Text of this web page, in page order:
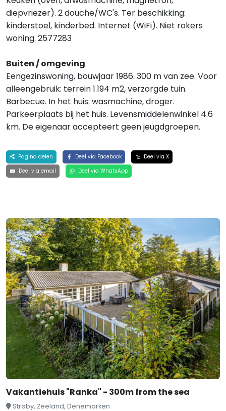
diepvriezer). 2 douche/WC's. Ter beschikking:
kinderstoel, kinderbed. Internet (WiFi). Niet rokers
woning. 2577283
Buiten / omgeving
Eengezinswoning, bouwjaar 1986. 300 m van zee. Voor
alleengebruik: terrein 1.194 m2, verzorgde tuin.
Barbecue. In het huis: wasmachine, droger.
Parkeerplaats bij het huis. Levensmiddelenwinkel 4.6
km. De eigenaar accepteert geen jeugdgroepen.
Pagina delen Deel via Facebook
Deel via X
Deel via email
Deel via WhatsApp
Vakantiehuis "Ranka" - 300m from the sea
Strøby, Zeeland, Denemarken